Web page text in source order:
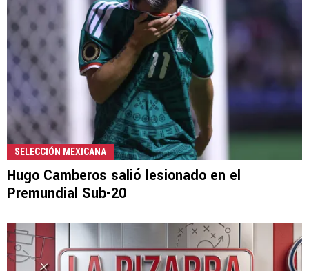
SELECCIÓN MEXICANA
Hugo Camberos salió lesionado en el
Premundial Sub-20